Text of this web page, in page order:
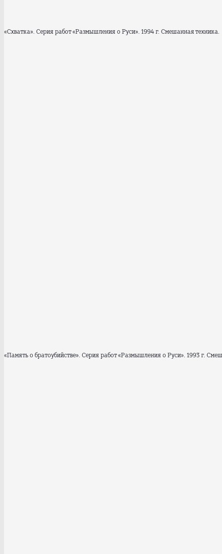
«Схватка». Серия работ «Размышления о Руси». 1994 г. Смешанная техника.
«Память о братоубийстве». Серия работ «Размышления о Руси». 1993 г.